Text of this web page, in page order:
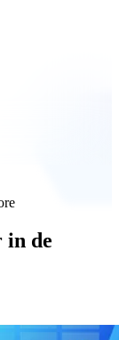
in de